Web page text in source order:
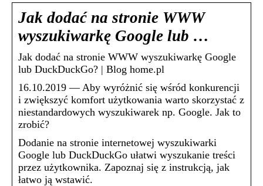
Jak dodać na stronie WWW
wyszukiwarkę Google lub …
Jak dodać na stronie WWW wyszukiwarkę Google
lub DuckDuckGo? | Blog home.pl
16.10.2019 — Aby wyróżnić się wśród konkurencji
i zwiększyć komfort użytkowania warto skorzystać z
niestandardowych wyszukiwarek np. Google. Jak to
zrobić?
Dodanie na stronie internetowej wyszukiwarki
Google lub DuckDuckGo ułatwi wyszukanie treści
przez użytkownika. Zapoznaj się z instrukcją, jak
łatwo ją wstawić.